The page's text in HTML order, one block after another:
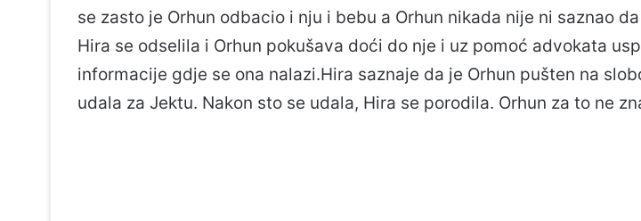
se zasto je Orhun odbacio i nju i bebu a Orhun nikada nije ni saznao
Hira se odselila i Orhun pokušava doći do nje i uz pomoć advokata
informacije gdje se ona nalazi.Hira saznaje da je Orhun pušten na
udala za Jektu. Nakon sto se udala, Hira se porodila. Orhun za to ne